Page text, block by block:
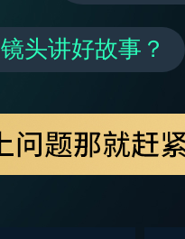
镜头讲好故事？